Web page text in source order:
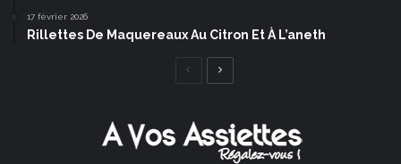
17 février 2026
Rillettes De Maquereaux Au Citron Et À L’aneth
Page